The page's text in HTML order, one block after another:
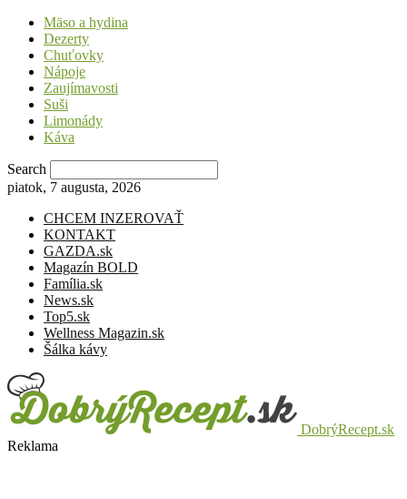
Mäso a hydina
Dezerty
Chuťovky
Nápoje
Zaujímavosti
Suši
Limonády
Káva
Search
piatok, 7 augusta, 2026
CHCEM INZEROVAŤ
KONTAKT
GAZDA.sk
Magazín BOLD
Família.sk
News.sk
Top5.sk
Wellness Magazin.sk
Šálka kávy
DobrýRecept.sk
Reklama